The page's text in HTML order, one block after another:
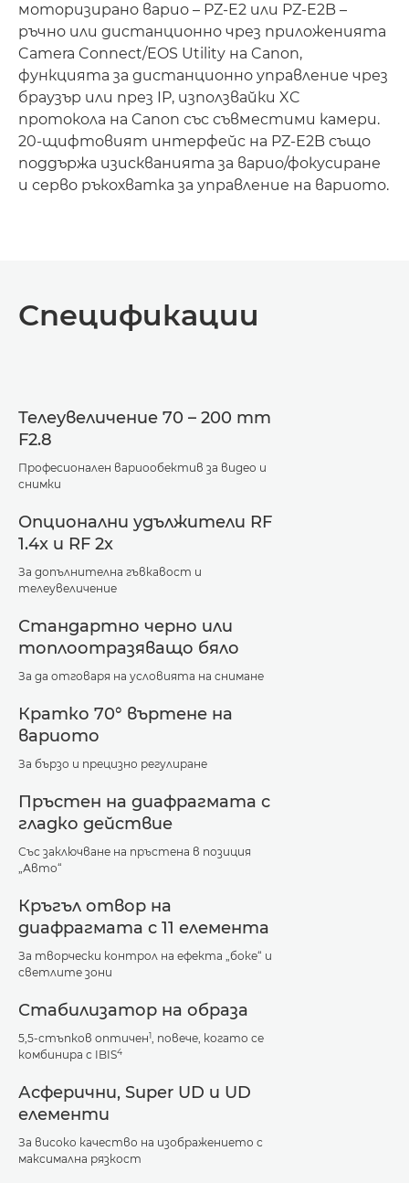
моторизирано варио – PZ-E2 или PZ-E2B –
ръчно или дистанционно чрез приложенията
Camera Connect/EOS Utility на Canon,
функцията за дистанционно управление чрез
браузър или през IP, използвайки XC
протокола на Canon със съвместими камери.
20-щифтовият интерфейс на PZ-E2B също
поддържа изискванията за варио/фокусиране
и серво ръкохватка за управление на вариото.
Спецификации
Телеувеличение 70 – 200 mm
F2.8
Професионален вариообектив за видео и
снимки
Опционални удължители RF
1.4x и RF 2x
За допълнителна гъвкавост и
телеувеличение
Стандартно черно или
топлоотразяващо бяло
За да отговаря на условията на снимане
Кратко 70° въртене на
вариото
За бързо и прецизно регулиране
Пръстен на диафрагмата с
гладко действие
Със заключване на пръстена в позиция
„Авто“
Кръгъл отвор на
диафрагмата с 11 елемента
За творчески контрол на ефекта „боке“ и
светлите зони
Стабилизатор на образа
5,5-стъпков оптичен1, повече, когато се
комбинира с IBIS4
Асферични, Super UD и UD
елементи
За високо качество на изображението с
максимална рязкост